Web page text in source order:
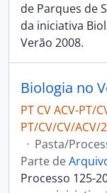
de Parques de
da iniciativa
Verão 2008.
Biologia no
PT CV ACV-PT/
PT/CV/CV/ACV/
· Pasta/
Parte de
Processo 125-